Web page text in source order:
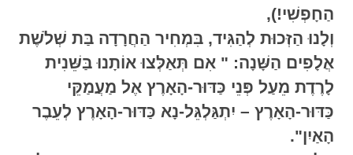
הַחָפְשִׁי!),
וְלָנוּ הַזְּכוּת לְהַגִּיד, בִּמְחִיר הַחֲרָדָה בַּת שְׁלֹשֶׁת
אֲלָפִים הַשָּׁנָה: " אִם תְּאַלְּצוּ אוֹתָנוּ בַּשֵּׁנִית
לָרֶדֶת מֵעַל פְּנֵי כַּדּוּר-הָאָרֶץ אֶל מַעֲמַקֵּי
כַּדּוּר-הָאָרֶץ – יִתְגַּלְגֵּל-נָא כַּדּוּר-הָאָרֶץ לְעֵבֶר
הָאַיִן".